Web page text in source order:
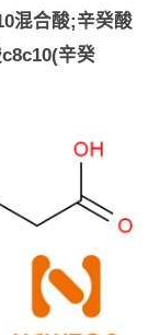
混合酸;辛癸酸
辛癸